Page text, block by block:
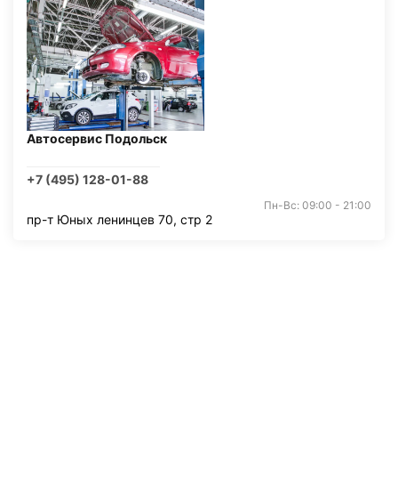
Автосервис Подольск
+7 (495) 128-01-88
Пн-Вс: 09:00 - 21:00
пр-т Юных ленинцев 70, стр 2